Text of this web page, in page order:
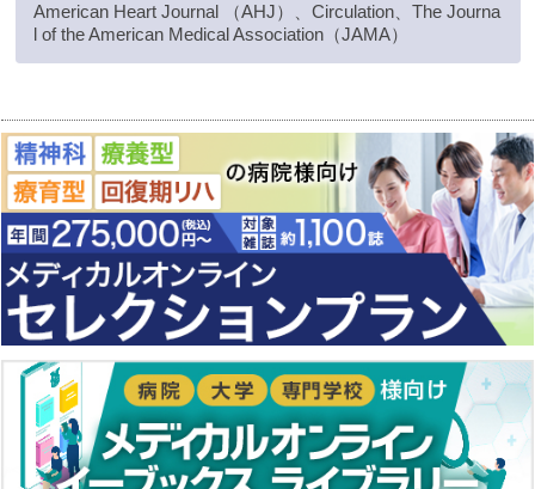
American Heart Journal （AHJ）、Circulation、The Journa
l of the American Medical Association（JAMA）